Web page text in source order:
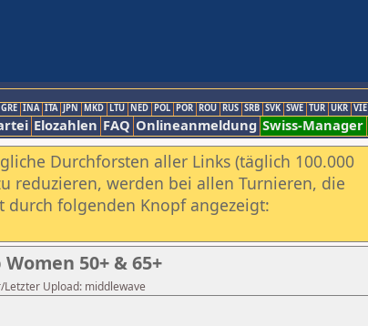
GRE INA ITA JPN MKD LTU NED POL POR ROU RUS SRB SVK SWE TUR UKR VIE
Elozahlen FAQ Onlineanmeldung Swiss-Manager
Durchforsten aller Links (täglich 100.000
reduzieren, werden bei allen Turnieren, die
durch folgenden Knopf angezeigt:
50+ & 65+
Upload: middlewave